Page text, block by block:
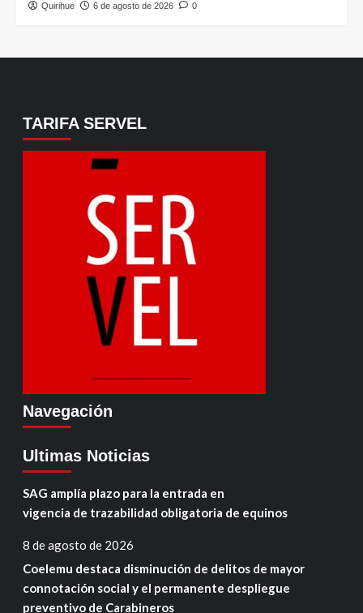
Quirihue 6 de agosto de 2026 0
TARIFA SERVEL
Navegación
Ultimas Noticias
SAG amplía plazo para la entrada en
vigencia de trazabilidad obligatoria de equinos
8 de agosto de 2026
Coelemu destaca disminución de delitos de mayor
connotación social y el permanente despliegue
preventivo de Carabineros